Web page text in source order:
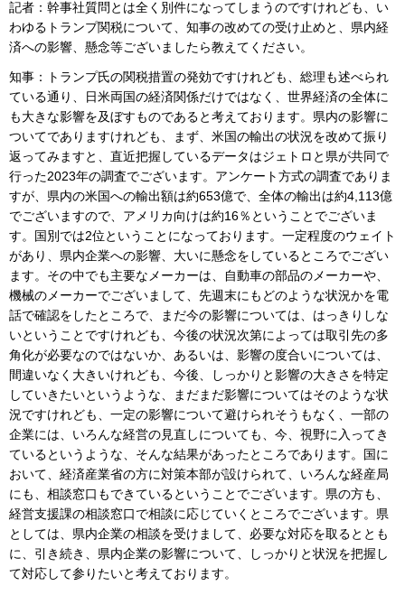
記者：幹事社質問とは全く別件になってしまうのですけれども、い
わゆるトランプ関税について、知事の改めての受け止めと、県内経
済への影響、懸念等ございましたら教えてください。
知事：トランプ氏の関税措置の発効ですけれども、総理も述べられ
ている通り、日米両国の経済関係だけではなく、世界経済の全体に
も大きな影響を及ぼすものであると考えております。県内の影響に
ついてでありますけれども、まず、米国の輸出の状況を改めて振り
返ってみますと、直近把握しているデータはジェトロと県が共同で
行った2023年の調査でございます。アンケート方式の調査でありま
すが、県内の米国への輸出額は約653億で、全体の輸出は約4,113億
でございますので、アメリカ向けは約16％ということでございま
す。国別では2位ということになっております。一定程度のウェイト
があり、県内企業への影響、大いに懸念をしているところでござい
ます。その中でも主要なメーカーは、自動車の部品のメーカーや、
機械のメーカーでございまして、先週末にもどのような状況かを電
話で確認をしたところで、まだ今の影響については、はっきりしな
いということですけれども、今後の状況次第によっては取引先の多
角化が必要なのではないか、あるいは、影響の度合いについては、
間違いなく大きいけれども、今後、しっかりと影響の大きさを特定
していきたいというような、まだまだ影響についてはそのような状
況ですけれども、一定の影響について避けられそうもなく、一部の
企業には、いろんな経営の見直しについても、今、視野に入ってき
ているというような、そんな結果があったところであります。国に
おいて、経済産業省の方に対策本部が設けられて、いろんな経産局
にも、相談窓口もできているということでございます。県の方も、
経営支援課の相談窓口で相談に応じていくところでございます。県
としては、県内企業の相談を受けまして、必要な対応を取るととも
に、引き続き、県内企業の影響について、しっかりと状況を把握し
て対応して参りたいと考えております。